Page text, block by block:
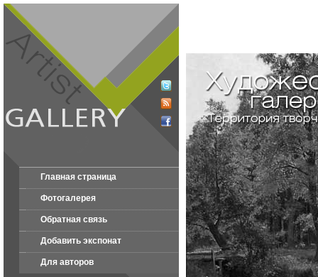
Главная страница
Фотогалерея
Обратная связь
Добавить экспонат
Для авторов